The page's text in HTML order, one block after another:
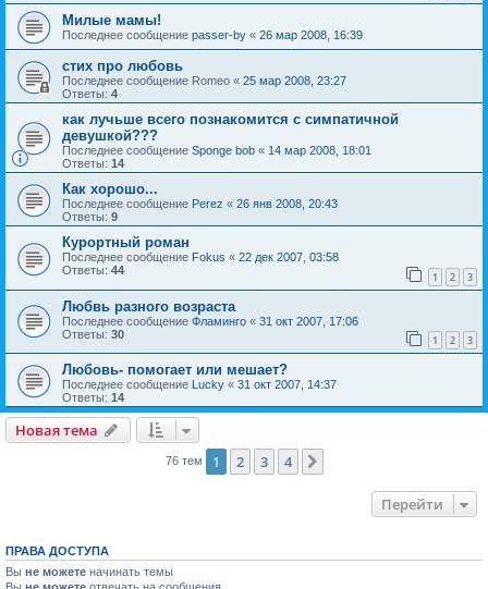
Милые мамы!
Последнее сообщение passer-by « 26 мар 2008, 16:39
стих про любовь
Последнее сообщение Romeo « 25 мар 2008, 23:27
Ответы: 4
как лучьше всего познакомится с симпатичной
девушкой???
Последнее сообщение Sponge bob « 14 мар 2008, 18:01
Ответы: 14
Как хорошо...
Последнее сообщение Perez « 26 янв 2008, 20:43
Ответы: 9
Курортный роман
Последнее сообщение Fokus « 22 дек 2007, 03:58
Ответы: 44 1 2 3
Любвь разного возраста
Последнее сообщение Фламинго « 31 окт 2007, 17:06
Ответы: 30 1 2 3
Любовь- помогает или мешает?
Последнее сообщение Lucky « 31 окт 2007, 14:37
Ответы: 14
Новая тема
76 тем 1 2 3 4
Перейти
ПРАВА ДОСТУПА
Вы не можете начинать темы